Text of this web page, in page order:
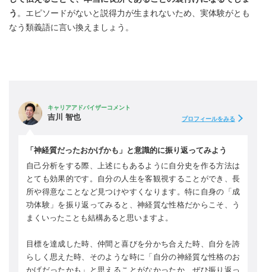
う 。エピソードがないと説得力が生まれないため、実体験がとも
なう類義語に言い換えましょう。
キャリアアドバイザーコメント
吉川 智也 プロフィールをみる
「神経質だったおかげかも」と意識的に振り返ってみよう
自己分析をする際、上述にもあるように自分史を作る方法は
とても効果的です。自分の人生を客観視することができ、長
所や得意なことなど見つけやすくなります。特に自身の「成
功体験」を振り返ってみると、神経質な性格だからこそ、う
まくいったことも結構あると思いますよ。
目標を達成した時、仲間と喜びを分かち合えた時、自分を誇
らしく思えた時、そのような時に「自分の神経質な性格のお
かげだったかも」と思えることがなかったか、ぜひ振り返っ